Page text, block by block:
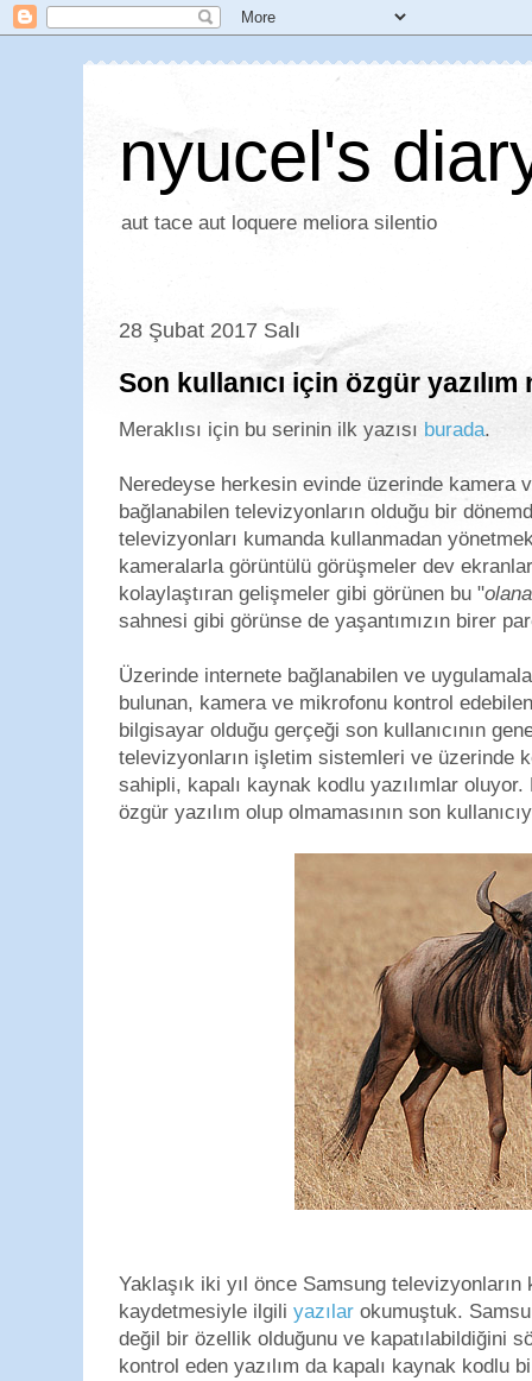
nyucel's
aut tace aut loquere meliora silentio
28 Şubat 2017 Salı
Son kullanıcı için özgür
Meraklısı için bu serinin ilk yazısı burada.
Neredeyse herkesin evinde üzerinde kamera
bağlanabilen televizyonların olduğu bir
televizyonları kumanda kullanmadan
kameralarla görüntülü görüşmeler dev
kolaylaştıran gelişmeler gibi görünen bu "
sahnesi gibi görünse de yaşantımızın birer
Üzerinde internete bağlanabilen ve
bulunan, kamera ve mikrofonu kontrol
bilgisayar olduğu gerçeği son kullanıcının
televizyonların işletim sistemleri ve üzerinde
sahipli, kapalı kaynak kodlu yazılımlar oluyor.
özgür yazılım olup olmamasının son
Yaklaşık iki yıl önce Samsung televizyonların
kaydetmesiyle ilgili yazılar okumuştuk.
değil bir özellik olduğunu ve kapatılabildiğini
kontrol eden yazılım da kapalı kaynak kodlu